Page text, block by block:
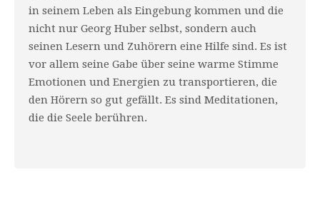
in seinem Leben als Eingebung kommen und die
nicht nur Georg Huber selbst, sondern auch
seinen Lesern und Zuhörern eine Hilfe sind. Es ist
vor allem seine Gabe über seine warme Stimme
Emotionen und Energien zu transportieren, die
den Hörern so gut gefällt. Es sind Meditationen,
die die Seele berühren.